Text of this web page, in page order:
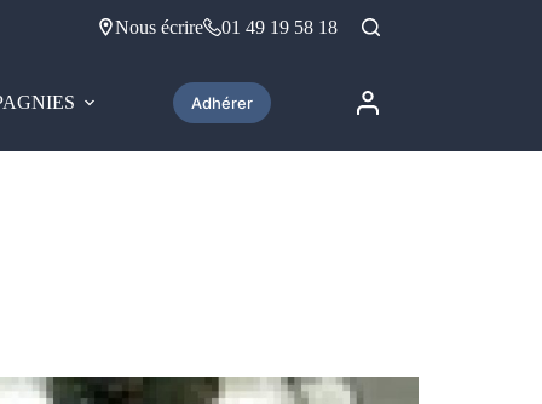
Nous écrire 01 49 19 58 18
Adhérer